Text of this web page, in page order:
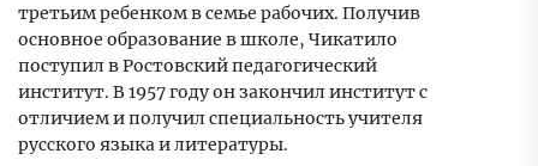
третьим ребенком в семье рабочих. Получив
основное образование в школе, Чикатило
поступил в Ростовский педагогический
институт. В 1957 году он закончил институт с
отличием и получил специальность учителя
русского языка и литературы.